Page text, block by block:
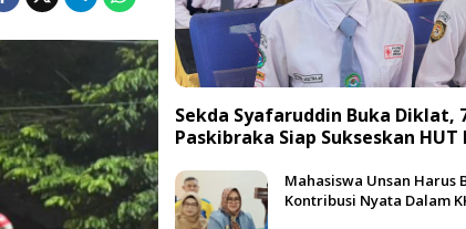
Sekda Syafaruddin Buka Diklat,
Paskibraka Siap Sukseskan HUT
Mahasiswa Unsan Harus
Kontribusi Nyata Dalam